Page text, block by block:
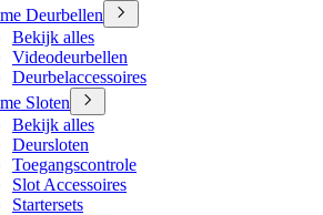
Deurbellen
Bekijk alles
Videodeurbellen
Deurbelaccessoires
Sloten
Bekijk alles
Deursloten
Toegangscontrole
Slot Accessoires
Startersets